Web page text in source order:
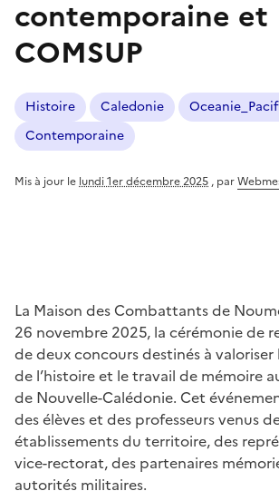
contemporaine et
COMSUP
Histoire Caledonie
Contemporaine
Mis à jour le lundi 1er décembre 2025 , par
La Maison des Combattants de
26 novembre 2025, la cérémonie de
de deux concours destinés à valoriser
de l’histoire et le travail de mémoire
de Nouvelle-Calédonie. Cet
des élèves et des professeurs venus
établissements du territoire, des
vice-rectorat, des partenaires
autorités militaires.